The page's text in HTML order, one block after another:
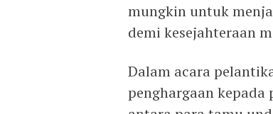
mungkin untuk
demi kesejahteraan
Dalam acara
penghargaan kepada